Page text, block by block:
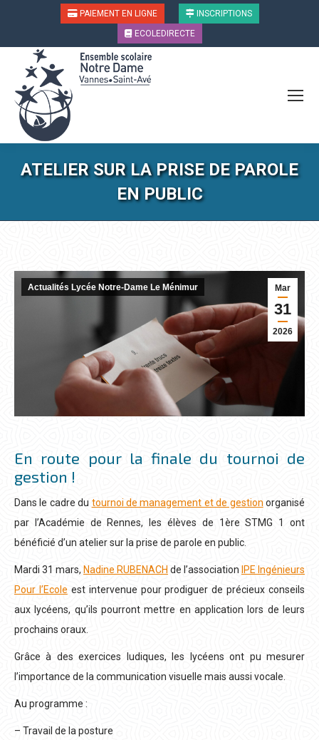
PAIEMENT EN LIGNE
INSCRIPTIONS
ECOLEDIRECTE
ATELIER SUR LA PRISE DE PAROLE
EN PUBLIC
Mar
31
2026
Actualités Lycée Notre-Dame Le Ménimur
En route pour la finale du tournoi de
gestion !
Dans le cadre du tournoi de management et de gestion organisé
par l’Académie de Rennes, les élèves de 1ère STMG 1 ont
bénéficié d’un atelier sur la prise de parole en public.
Mardi 31 mars, Nadine RUBENACH de l’association IPE Ingénieurs
Pour l’Ecole est intervenue pour prodiguer de précieux conseils
aux lycéens, qu’ils pourront mettre en application lors de leurs
prochains oraux.
Grâce à des exercices ludiques, les lycéens ont pu mesurer
l’importance de la communication visuelle mais aussi vocale.
Au programme :
– Travail de la posture